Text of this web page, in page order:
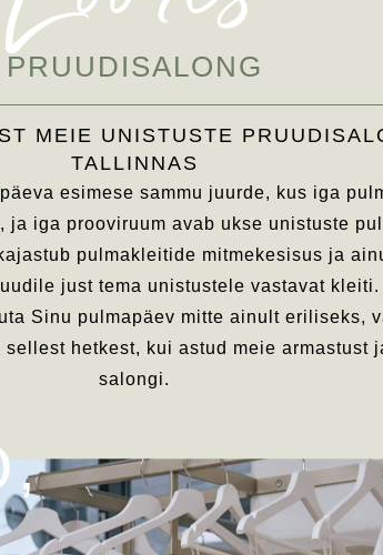
PRUUDISALONG
MEIE UNISTUSTE
TALLINNAS
esimese sammu juurde, kus iga
ja iga prooviruum avab ukse unistuste
pulmakleitide mitmekesisus ja
just tema unistustele vastavat kleiti.
Sinu pulmapäev mitte ainult eriliseks,
sellest hetkest, kui astud meie armastust
salongi.